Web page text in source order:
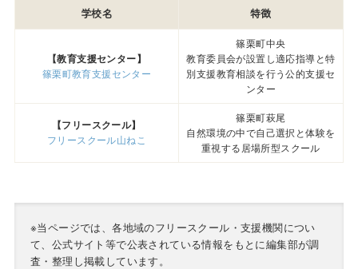
学校名 特徴
【教育支援センター】
篠栗町教育支援センター
篠栗町中央
教育委員会が設置し適応指導と特
別支援教育相談を行う公的支援セ
ンター
【フリースクール】
フリースクール山ねこ
篠栗町萩尾
自然環境の中で自己選択と体験を
重視する居場所型スクール
※当ページでは、各地域のフリースクール・支援機関につい
て、公式サイト等で公表されている情報をもとに編集部が調
査・整理し掲載しています。